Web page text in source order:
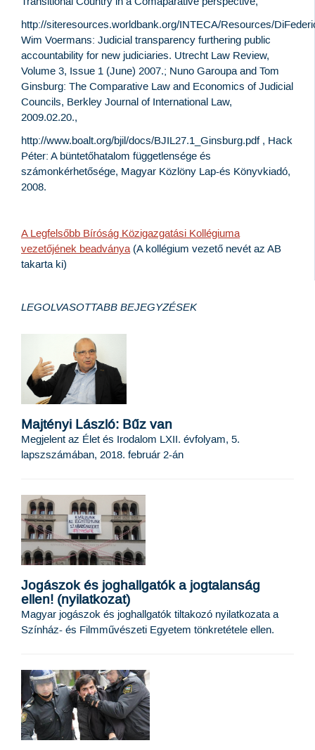
http://siteresources.worldbank.org/INTECA/Resources/
Wim Voermans: Judicial transparency furthering public
accountability for new judiciaries. Utrecht Law Review,
Volume 3, Issue 1 (June) 2007.; Nuno Garoupa and Tom
Ginsburg: The Comparative Law and Economics of Judicial
Councils, Berkley Journal of International Law,
2009.02.20.,
http://www.boalt.org/bjil/docs/BJIL27.1_Ginsburg.pdf , Hack
Péter: A büntetőhatalom függetlensége és
számonkérhetősége, Magyar Közlöny Lap-és Könyvkiadó,
2008.
A Legfelsőbb Bíróság Közigazgatási Kollégiuma
vezetőjének beadványa(A kollégium vezető nevét az AB
takarta ki)
LEGOLVASOTTABB BEJEGYZÉSEK
Majtényi László: Bűz van
Megjelent az Élet és Irodalom LXII. évfolyam, 5.
lapszszámában, 2018. február 2-án
Jogászok és joghallgatók a jogtalanság
ellen! (nyilatkozat)
Magyar jogászok és joghallgatók tiltakozó nyilatkozata a
Színház- és Filmművészeti Egyetem tönkretétele ellen.